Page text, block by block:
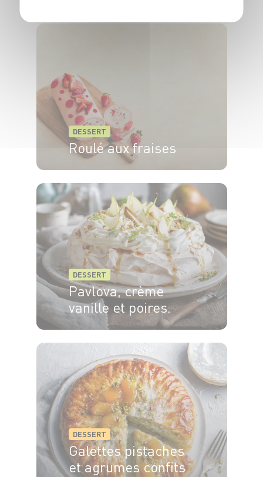
DESSERT
Roulé aux fraises
DESSERT
Pavlova, crème
vanille et poires.
DESSERT
Galettes pistaches
et agrumes confits